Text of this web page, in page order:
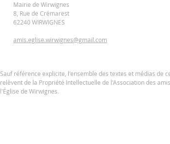
Mairie de Wirwignes
8, Rue de Crémarest
62240 WIRWIGNES
amis.eglise.wirwignes@gmail.com
Sauf référence explicite, l'ensemble des textes et médias de
relèvent de la Propriété Intellectuelle de l'Association des
l'Église de Wirwignes.